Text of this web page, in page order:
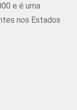
e é uma
nos Estados